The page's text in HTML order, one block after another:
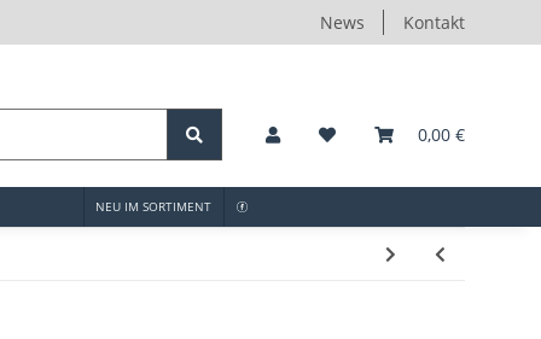
News Kontakt
0,00 €
NEU IM SORTIMENT